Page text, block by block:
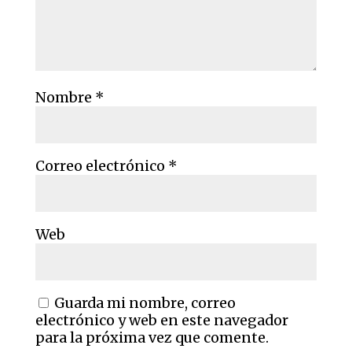
Nombre *
Correo electrónico *
Web
Guarda mi nombre, correo
electrónico y web en este navegador
para la próxima vez que comente.